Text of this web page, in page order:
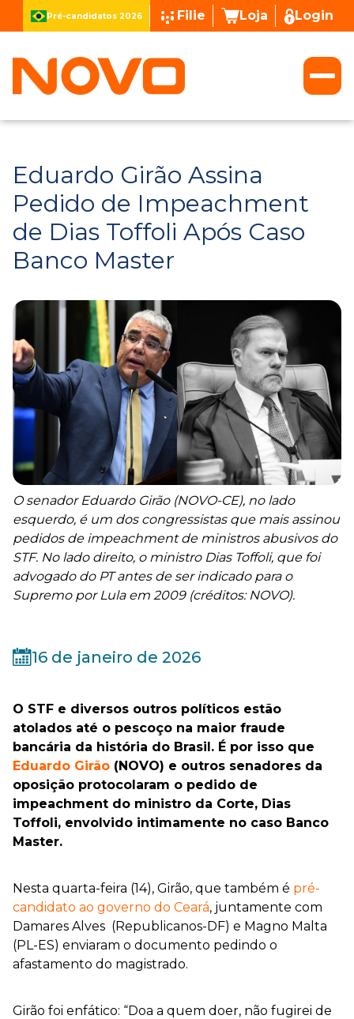
Pré-candidatos 2026 Filie Loja Login
Eduardo Girão Assina
Pedido de Impeachment
de Dias Toffoli Após Caso
Banco Master
O senador Eduardo Girão (NOVO-CE), no lado
esquerdo, é um dos congressistas que mais assinou
pedidos de impeachment de ministros abusivos do
STF. No lado direito, o ministro Dias Toffoli, que foi
advogado do PT antes de ser indicado para o
Supremo por Lula em 2009 (créditos: NOVO).
16 de janeiro de 2026
O STF e diversos outros políticos estão
atolados até o pescoço na maior fraude
bancária da história do Brasil. É por isso que
Eduardo Girão (NOVO) e outros senadores da
oposição protocolaram o pedido de
impeachment do ministro da Corte, Dias
Toffoli, envolvido intimamente no caso Banco
Master.
Nesta quarta-feira (14), Girão, que também é pré-
candidato ao governo do Ceará, juntamente com
Damares Alves (Republicanos-DF) e Magno Malta
(PL-ES) enviaram o documento pedindo o
afastamento do magistrado.
Girão foi enfático: “Doa a quem doer, não fugirei de